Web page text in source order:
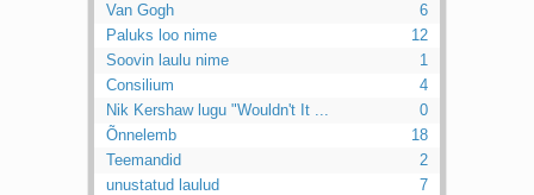
Van Gogh
6
Paluks loo nime
12
Soovin laulu nime
1
Consilium
4
Nik Kershaw lugu "Wouldn't It ...
0
Õnnelemb
18
Teemandid
2
unustatud laulud
7